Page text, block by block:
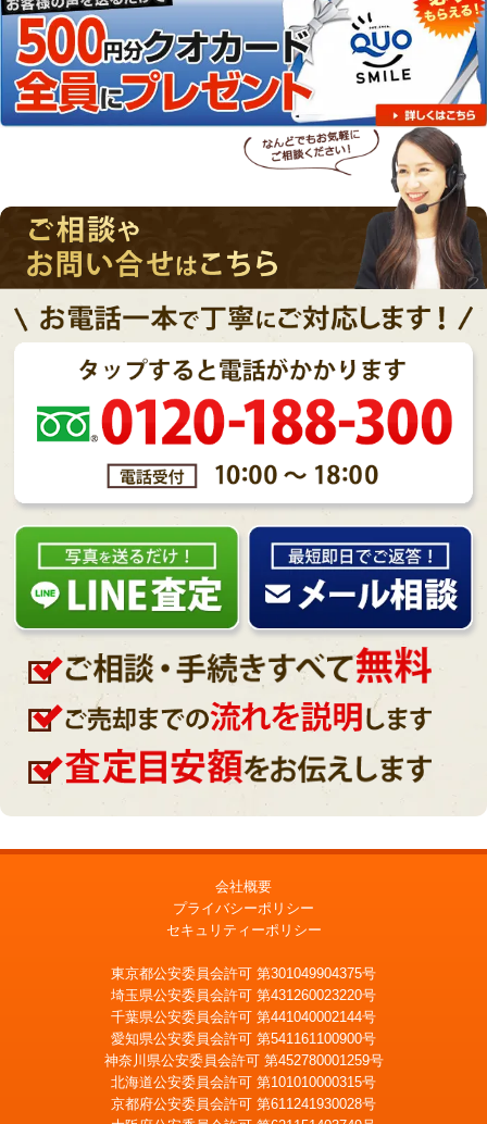
会社概要
プライバシーポリシー
セキュリティーポリシー
東京都公安委員会許可 第301049904375号
埼玉県公安委員会許可 第431260023220号
千葉県公安委員会許可 第441040002144号
愛知県公安委員会許可 第541161100900号
神奈川県公安委員会許可 第452780001259号
北海道公安委員会許可 第101010000315号
京都府公安委員会許可 第611241930028号